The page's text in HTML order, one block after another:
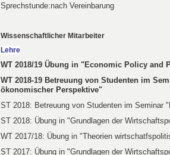
Sprechstunde:nach Vereinbarung
Wissenschaftlicher Mitarbeiter
Lehre
WT 2018/19 Übung in "Economic Policy and
WT 2018-19 Betreuung von Studenten im
ökonomischer Perspektive"
ST 2018: Betreuung von Studenten im Seminar
ST 2018: Übung in "Grundlagen der
WT 2017/18: Übung in "Theorien
ST 2017: Übung in "Grundlagen der